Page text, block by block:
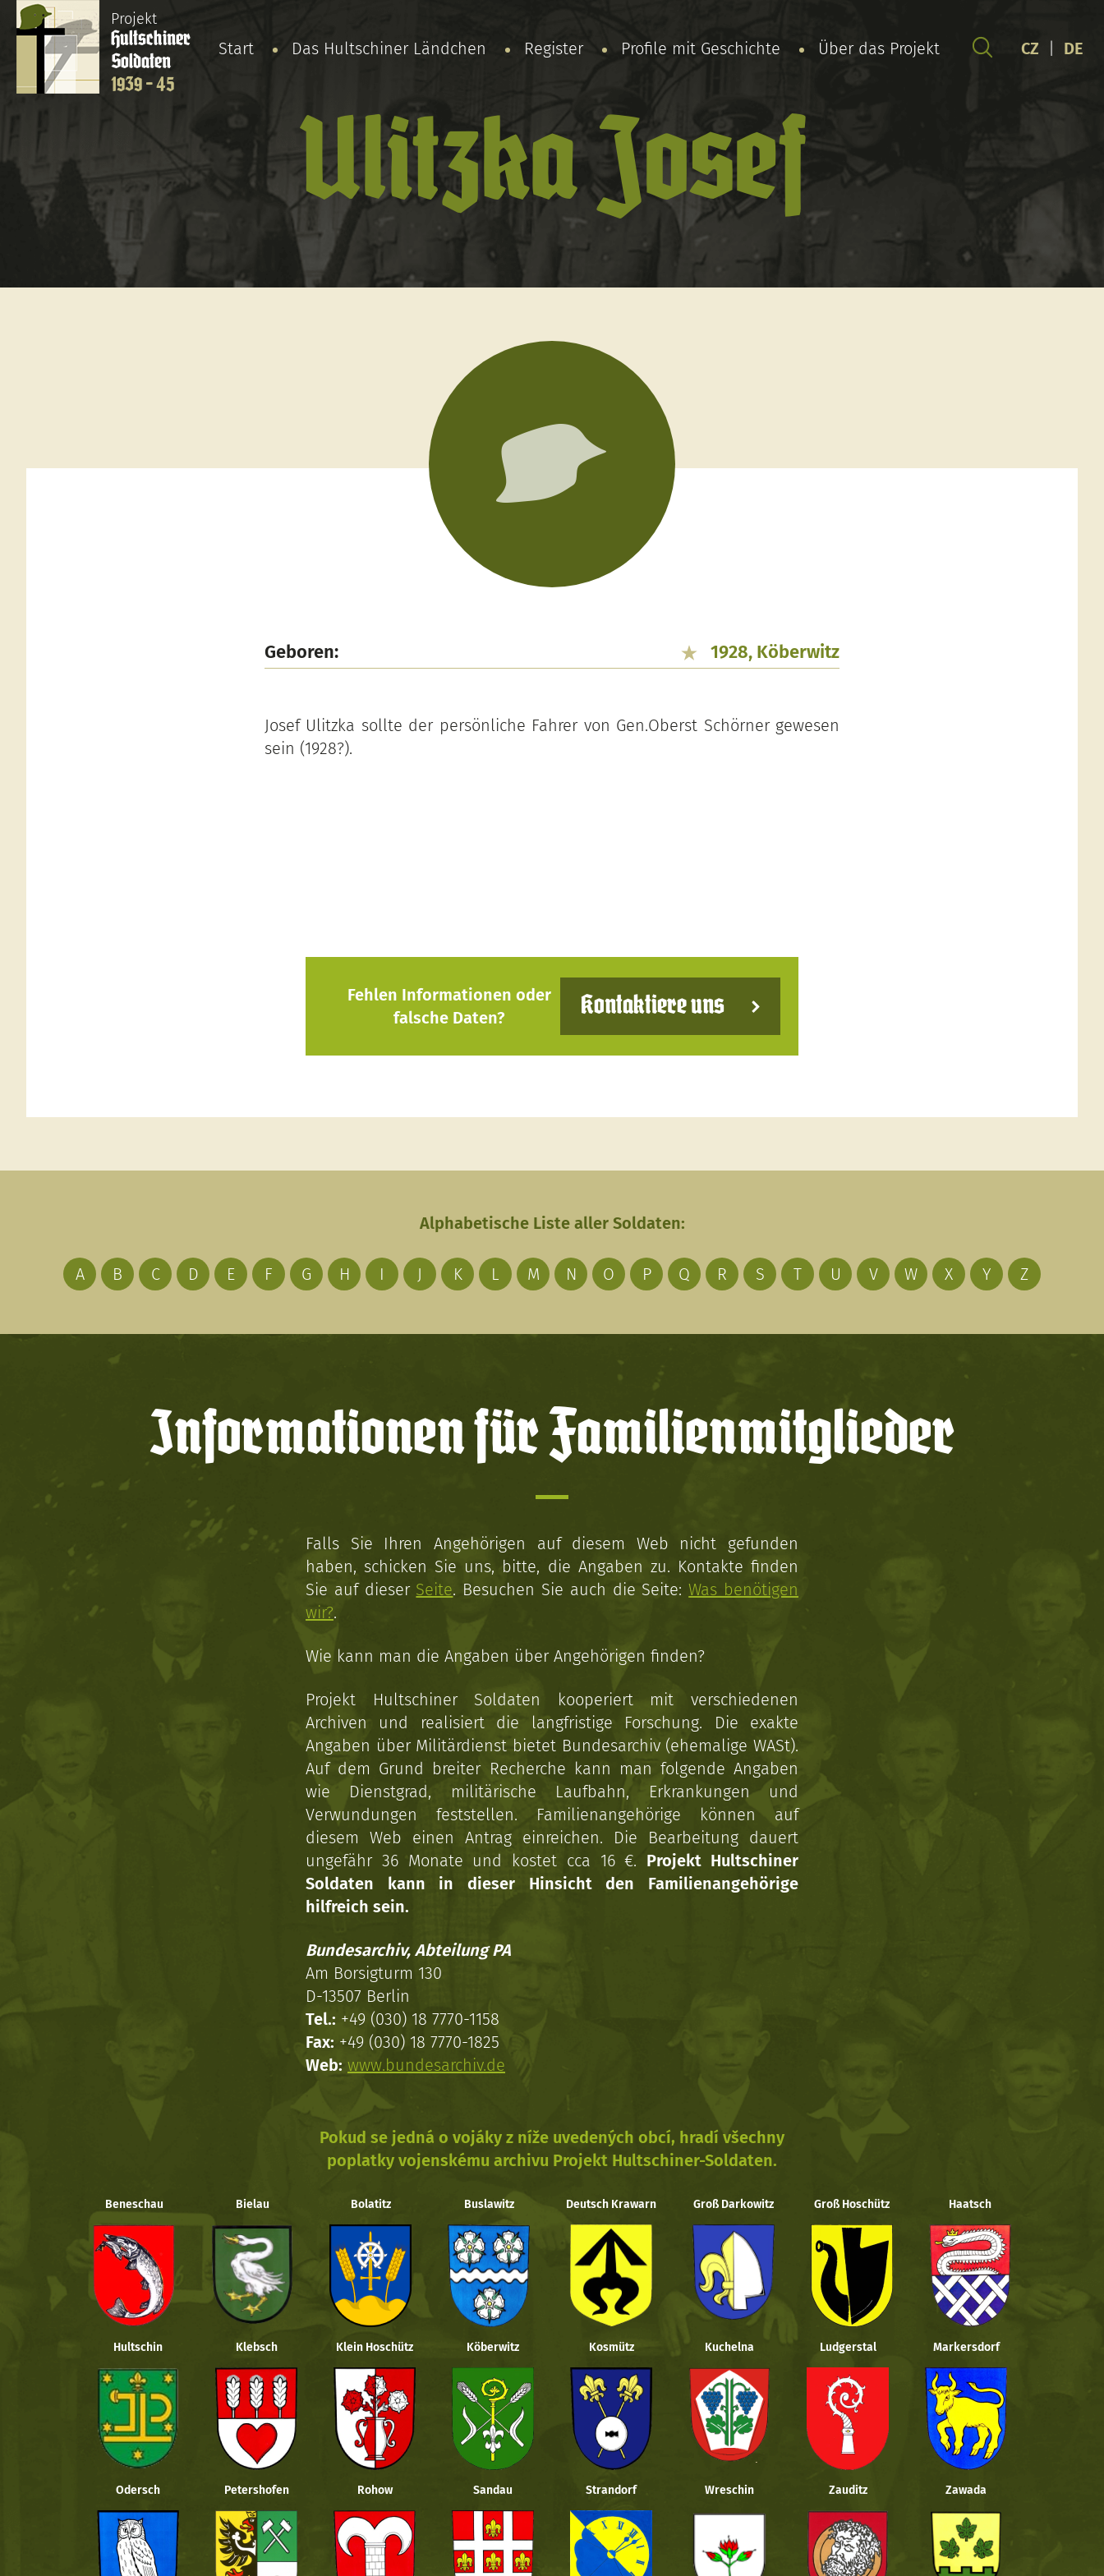
Projekt
Hultschiner
Soldaten
1939 - 45
Start Das Hultschiner Ländchen Register Profile mit Geschichte Über das Projekt CZ DE
Ulitzka Josef
Geboren: 1928, Köberwitz
Josef Ulitzka sollte der persönliche Fahrer von Gen.Oberst Schörner gewesen
sein (1928?).
Fehlen Informationen oder
falsche Daten?
Kontaktiere uns
Alphabetische Liste aller Soldaten:
A B C D E F G H I J K L M N O P Q R S T U V W X Y Z
Informationen für Familienmitglieder
Falls Sie Ihren Angehörigen auf diesem Web nicht gefunden
haben, schicken Sie uns, bitte, die Angaben zu. Kontakte finden
Sie auf dieser Seite. Besuchen Sie auch die Seite:Was benötigen
wir?.
Wie kann man die Angaben über Angehörigen finden?
Projekt Hultschiner Soldaten kooperiert mit verschiedenen
Archiven und realisiert die langfristige Forschung. Die exakte
Angaben über Militärdienst bietet Bundesarchiv (ehemalige WASt).
Auf dem Grund breiter Recherche kann man folgende Angaben
wie Dienstgrad, militärische Laufbahn, Erkrankungen und
Verwundungen feststellen. Familienangehörige können auf
diesem Web einen Antrag einreichen. Die Bearbeitung dauert
ungefähr 36 Monate und kostet cca 16 €. Projekt Hultschiner
Soldaten kann in dieser Hinsicht den Familienangehörige
hilfreich sein.
Bundesarchiv, Abteilung PA
Am Borsigturm 130
D-13507 Berlin
Tel.: +49 (030) 18 7770-1158
Fax: +49 (030) 18 7770-1825
Web: www.bundesarchiv.de
Pokud se jedná o vojáky z níže uvedených obcí, hradí všechny
poplatky vojenskému archivu Projekt Hultschiner-Soldaten.
Beneschau Bielau Bolatitz Buslawitz Deutsch Krawarn Groß Darkowitz Groß Hoschütz Haatsch
Hultschin Klebsch Klein Hoschütz Köberwitz Kosmütz Kuchelna Ludgerstal Markersdorf
Odersch Petershofen Rohow Sandau Strandorf Wreschin Zauditz Zawada